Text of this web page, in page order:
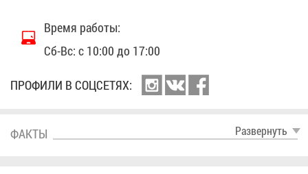
Вре­мя ра­бо­ты:
Сб-Вс: с 10:00 до 17:00
ПРО­ФИ­ЛИ В СОЦ­СЕ­ТЯХ:
Раз­вер­нуть
ФАК­ТЫ